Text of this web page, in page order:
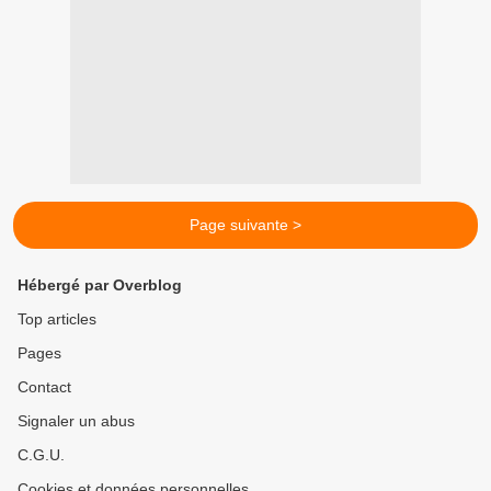
Page suivante >
Hébergé par Overblog
Top articles
Pages
Contact
Signaler un abus
C.G.U.